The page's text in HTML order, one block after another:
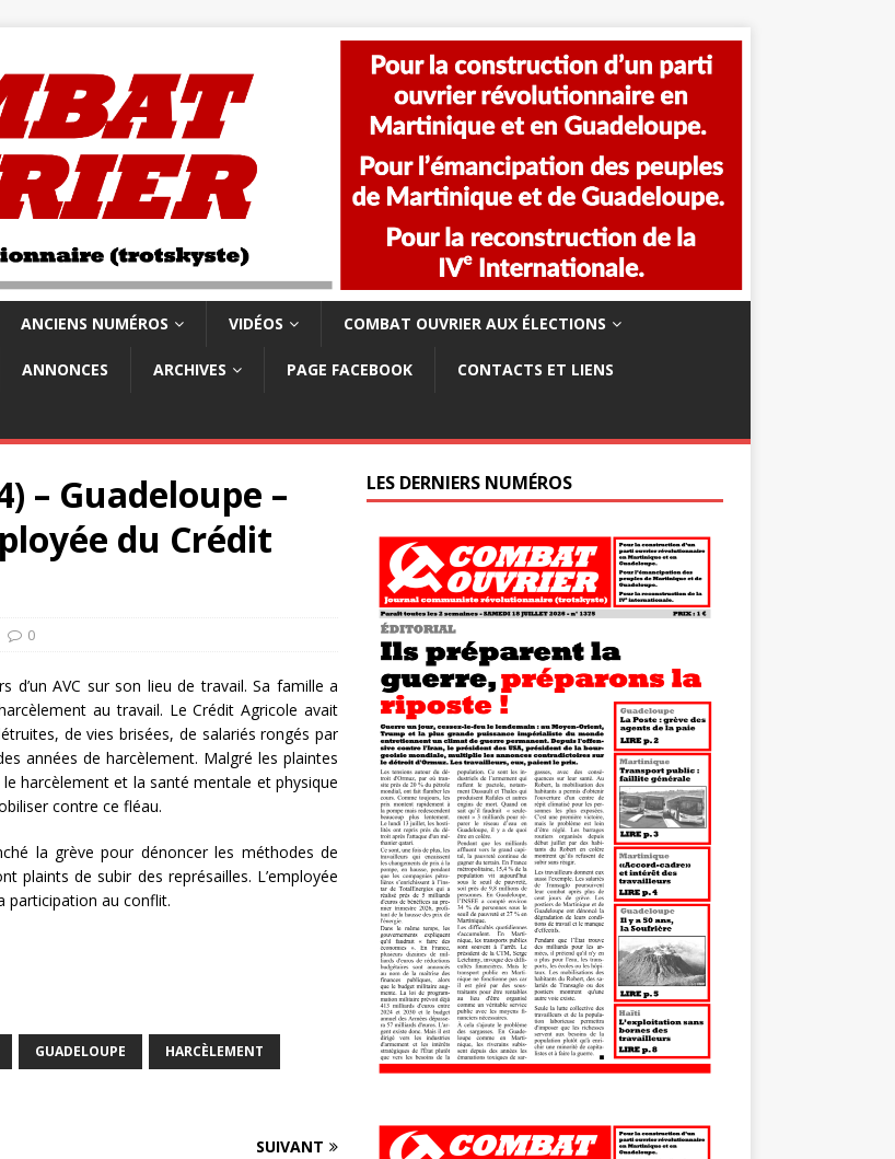
ANCIENS NUMÉROS VIDÉOS COMBAT OUVRIER AUX ÉLECTIONS
ANNONCES ARCHIVES PAGE FACEBOOK CONTACTS ET LIENS
– Guadeloupe –
du Crédit
0
d’un AVC sur son lieu de travail. Sa famille a
au travail. Le Crédit Agricole avait
de vies brisées, de salariés rongés par
années de harcèlement. Malgré les plaintes
harcèlement et la santé mentale et physique
contre ce fléau.
la grève pour dénoncer les méthodes de
plaints de subir des représailles. L’employée
participation au conflit.
GUADELOUPE HARCÈLEMENT
SUIVANT
LES DERNIERS NUMÉROS